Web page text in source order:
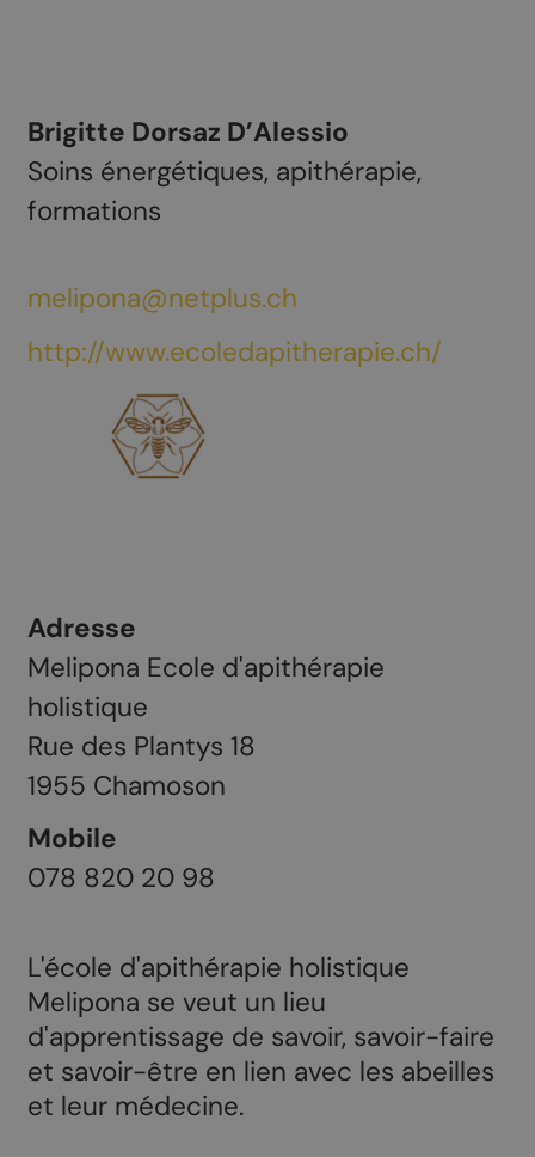
Brigitte Dorsaz D’Alessio
Soins énergétiques, apithérapie,
formations
melipona@netplus.ch
http://www.ecoledapitherapie.ch/
Adresse
Melipona Ecole d'apithérapie
holistique
Rue des Plantys 18
1955 Chamoson
Mobile
078 820 20 98
L'école d'apithérapie holistique
Melipona se veut un lieu
d'apprentissage de savoir, savoir-faire
et savoir-être en lien avec les abeilles
et leur médecine.